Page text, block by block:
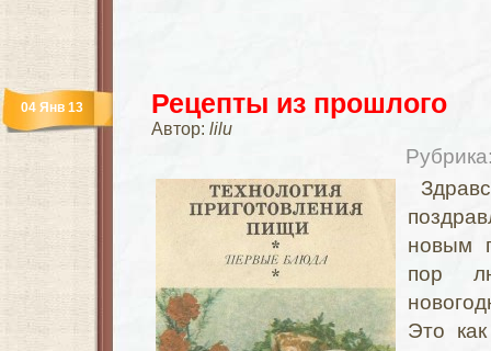
Рецепты из прошлого
Автор: lilu
04 Янв 13
новым
пор
Это